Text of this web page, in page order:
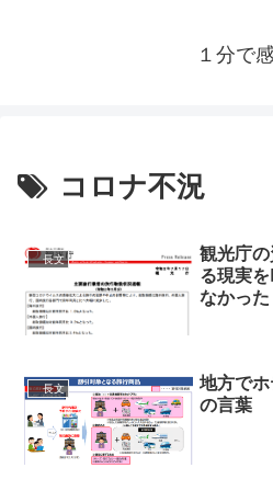
１分で
コロナ不況
長文
観光庁
る現実
なかった
長文
地方で
の言葉